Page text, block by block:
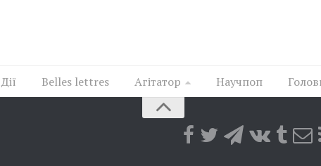
Дії Belles lettres Агітатор Научпоп